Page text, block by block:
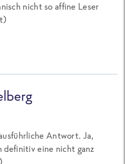
nicht so affine Leser
)
Antwort. Ja,
definitiv eine nicht ganz